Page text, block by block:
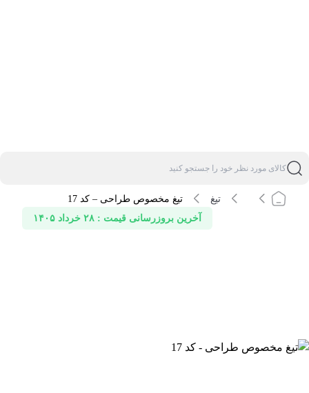
تیغ
تیغ مخصوص طراحی – کد 17
آخرین بروزرسانی قیمت : ۲۸ خرداد ۱۴۰۵